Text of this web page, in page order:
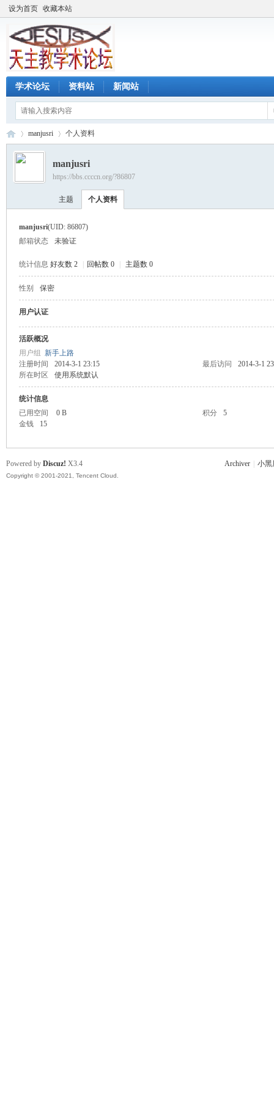
设为首页 收藏本站
学术论坛 资料站 新闻站
›
manjusri 个人资料
manjusri
https://bbs.ccccn.org/?86807
主题 个人资料
manjusri(UID: 86807)
邮箱状态
未验证
统计信息 好友数 2 回帖数 0 主题数 0
性别 保密
用户认证
活跃概况
用户组 新手上路
注册时间
2014-3-1 23:15 最后访问
2014-3-1
所在时区
使用系统默认
统计信息
已用空间
0 B 积分
5
金钱
15
Archiver 小黑
Powered by Discuz! X3.4
Copyright © 2001-2021, Tencent Cloud.